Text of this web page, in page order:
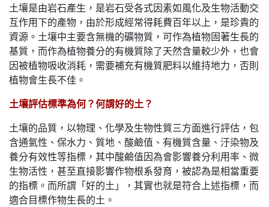
土壤是由岩石產生，是岩石受各式因素如風化及生物活動交
互作用下的產物，由於形成經常得耗費百年以上，是珍貴的
資源。土壤中主要含無機的礦物質，可作為植物固著生長的
基質，而作為植物養分的有機質除了天然含量較少外，也會
因被植物吸收消耗，需要補充有機質肥料以維持地力，否則
植物會生長不佳。
土壤評估標準為何？何謂好的土？
土壤的品質，以物理、化學及生物性質三方面進行評估，包
含通氣性、保水力、質地、酸鹼值、有機質含量、汙染物及
養分有效性等指標，其中酸鹼值因為會影響養分利用率、微
生物活性，甚至直接影響作物根系發育，被認為是相當重要
的指標。而所謂「好的土」，其實也就是符合上述指標，而
適合目標作物生長的土。